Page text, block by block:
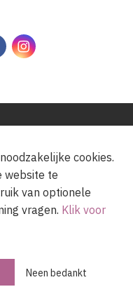
FacebookInstagram
cookies.
website te
van optionele
vragen. Klik voor
Neen bedankt